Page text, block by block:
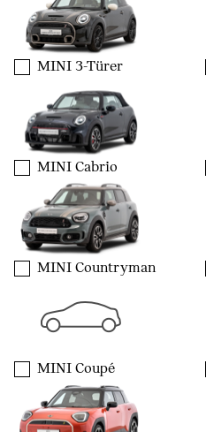
MINI 3-Türer
MINI Cabrio
MINI Countryman
MINI Coupé